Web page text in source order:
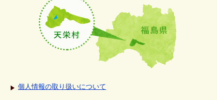
個人情報の取り扱いについて